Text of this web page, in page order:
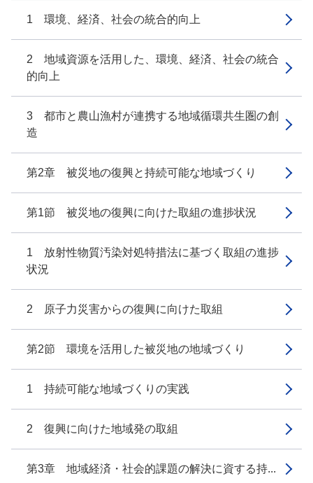
1 環境、経済、社会の統合的向上
2 地域資源を活用した、環境、経済、社会の統合
的向上
3 都市と農山漁村が連携する地域循環共生圏の創
造
第2章 被災地の復興と持続可能な地域づくり
第1節 被災地の復興に向けた取組の進捗状況
1 放射性物質汚染対処特措法に基づく取組の進捗
状況
2 原子力災害からの復興に向けた取組
第2節 環境を活用した被災地の地域づくり
1 持続可能な地域づくりの実践
2 復興に向けた地域発の取組
第3章 地域経済・社会的課題の解決に資する持...